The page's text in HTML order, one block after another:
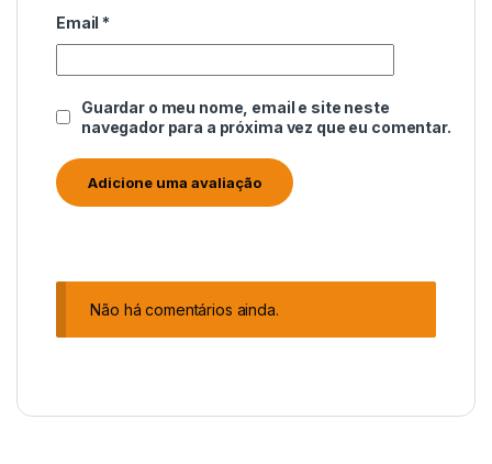
Email *
Guardar o meu nome, email e site neste
navegador para a próxima vez que eu comentar.
Não há comentários ainda.